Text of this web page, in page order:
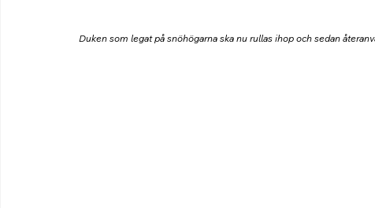
Duken som legat på snöhögarna ska nu rullas ihop och sedan